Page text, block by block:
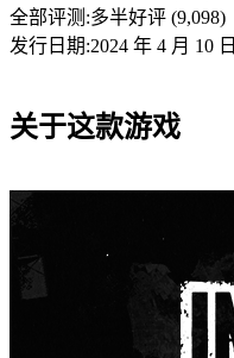
全部评测:多半好评 (9,098)
发行日期:2024 年 4 月 10 日
关于这款游戏